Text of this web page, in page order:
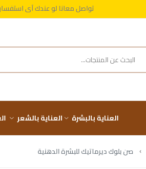
تواصل معانا لو عندك أي استفسار
توصيل مجاني على طلباتك فوق 999 ج
العناية بالبشرة العناية بالشعر
صن بلوك ديرماتيك للبشرة الدهنية